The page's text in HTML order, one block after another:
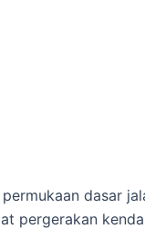
dasar
pergerakan